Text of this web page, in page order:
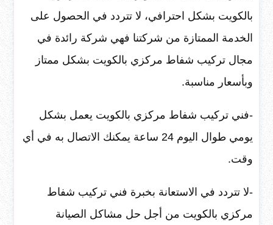
بالكويت بشكل احترافي، لا تتردد في الحصول على
الخدمة الممتازة من شركتنا فهي شركة رائدة في
مجال تركيب شفاط مركزي بالكويت بشكل ممتاز
وبأسعار مناسبة.
-فني تركيب شفاط مركزي بالكويت يعمل بشكل
يومي طوال اليوم 24 ساعة يمكنك الاتصال به في أي
وقت.
-لا تتردد في الاستعانة بخبرة فني تركيب شفاط
مركزي بالكويت من أجل حل مشاكل الصيانة